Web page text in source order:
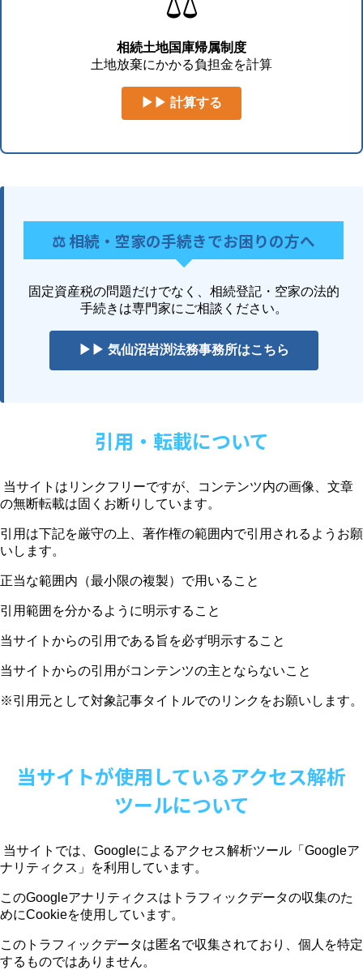
相続土地国庫帰属制度
土地放棄にかかる負担金を計算
▶▶ 計算する
⚖️ 相続・空家の手続きでお困りの方へ
固定資産税の問題だけでなく、相続登記・空家の法的
手続きは専門家にご相談ください。
▶▶ 気仙沼岩渕法務事務所はこちら
引用・転載について
当サイトはリンクフリーですが、コンテンツ内の画像、文章
の無断転載は固くお断りしています。
引用は下記を厳守の上、著作権の範囲内で引用されるようお願
いします。
正当な範囲内（最小限の複製）で用いること
引用範囲を分かるように明示すること
当サイトからの引用である旨を必ず明示すること
当サイトからの引用がコンテンツの主とならないこと
※引用元として対象記事タイトルでのリンクをお願いします。
当サイトが使用しているアクセス解析
ツールについて
当サイトでは、 Googleによるアクセス解析ツール「 Googleア
ナリティクス」を利用しています。
このGoogleアナリティクスはトラフィックデータの収集のた
めにCookieを使用しています。
このトラフィックデータは匿名で収集されており、個人を特定
するものではありません。